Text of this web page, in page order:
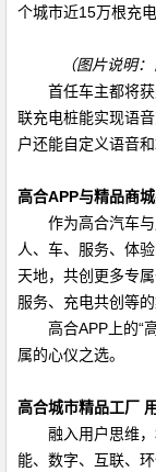
个城市近15万根充电
（图片说明
首任车主都将
联充电桩能实现语
户还能自定义语音
高合APP与精品商
作为高合汽车
人、车、服务、体
天地，共创更多专
服务、充电共创等的
高合APP 上的
属的心仪之选。
高合城市精品工厂
融入用户思维
能、数字、互联、